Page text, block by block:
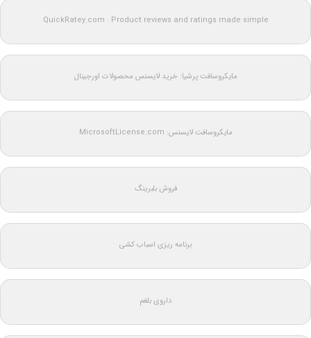
QuickRatey.com : Product reviews and ratings made simple
مایکروسافت پرشیا: خرید لایسنس محصولات اورجینال
مایکروسافت لایسنس: MicrosoftLicense.com
فروش بلبرینگ
برنامه ریزی اسباب کشی
داروی بلغم